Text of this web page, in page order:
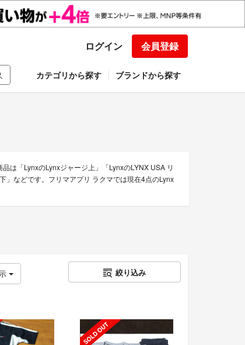
ログイン 会員登録
カテゴリから探す ブランドから探す
は「LynxのLynxジャージ上」「LynxのLYNX USA リ
などです。フリマアプリ ラクマでは現在4点のLynx
絞り込み